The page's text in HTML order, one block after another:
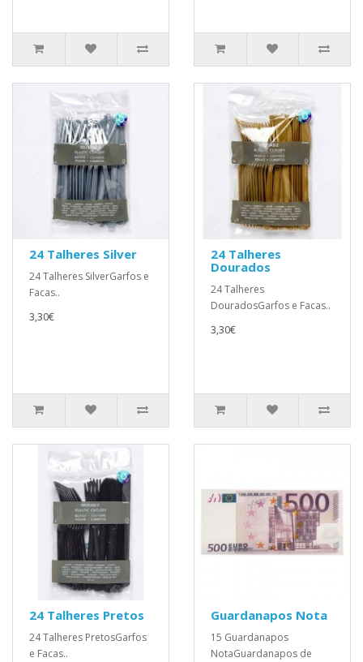
24 Talheres Silver
24 Talheres SilverGarfos e
Facas..
3,30€
24 Talheres
Dourados
24 Talheres
DouradosGarfos e Facas..
3,30€
24 Talheres Pretos
24 Talheres PretosGarfos
e Facas..
Guardanapos Nota
15 Guardanapos
NotaGuardanapos de